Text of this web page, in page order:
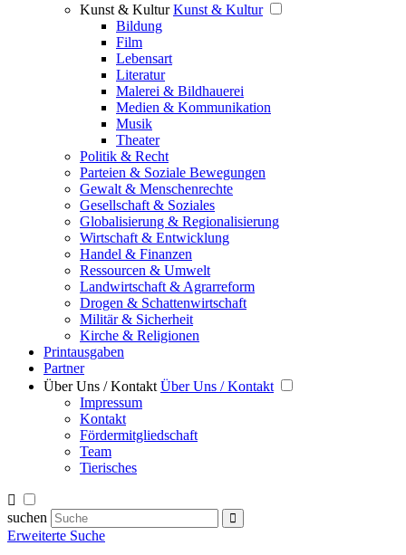
Kunst & Kultur Kunst & Kultur
Bildung
Film
Lebensart
Literatur
Malerei & Bildhauerei
Medien & Kommunikation
Musik
Theater
Politik & Recht
Parteien & Soziale Bewegungen
Gewalt & Menschenrechte
Gesellschaft & Soziales
Globalisierung & Regionalisierung
Wirtschaft & Entwicklung
Handel & Finanzen
Ressourcen & Umwelt
Landwirtschaft & Agrarreform
Drogen & Schattenwirtschaft
Militär & Sicherheit
Kirche & Religionen
Printausgaben
Partner
Über Uns / Kontakt Über Uns / Kontakt
Impressum
Kontakt
Fördermitgliedschaft
Team
Tierisches
suchen
Erweiterte Suche